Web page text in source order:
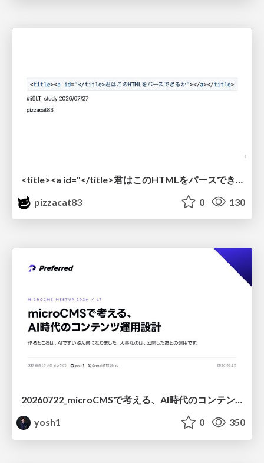
pizzacat83
0 130
20260722_microCMSで考える、AI時代のコンテンツ運用設計
yosh1
0 350